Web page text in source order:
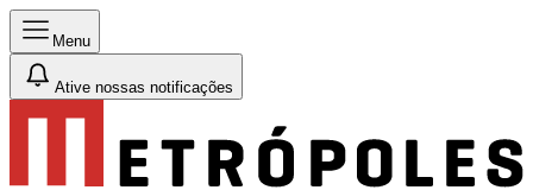
Menu
Ative nossas notificações